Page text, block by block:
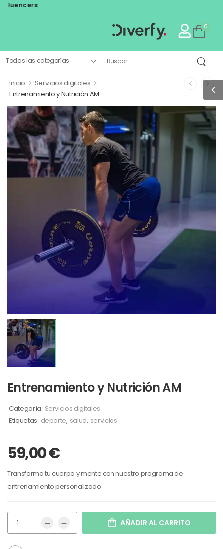
0
Inicio > Servicios digitales >
Entrenamiento y Nutrición AM
Entrenamiento y Nutrición AM
Categoría: Servicios digitales
Etiquetas: deporte, salud, servicios
59,00€
Transforma tu cuerpo y mente con nuestro programa de
entrenamiento personalizado.
AÑADIR AL CARRITO